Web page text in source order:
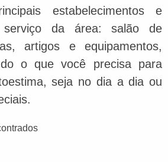
estabelecimentos e
serviço da área: salão de
artigos e equipamentos,
o que você precisa para
seja no dia a dia ou